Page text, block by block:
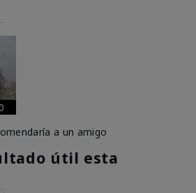
a un amigo
útil esta